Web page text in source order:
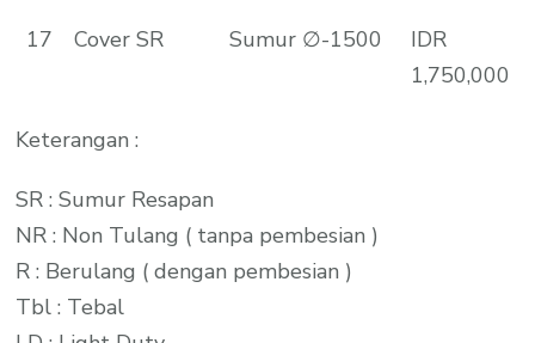
17
Cover SR Sumur ∅-1500
IDR
1,750,000
Keterangan :
SR : Sumur Resapan
NR : Non Tulang ( tanpa pembesian )
R : Berulang ( dengan pembesian )
Tbl : Tebal